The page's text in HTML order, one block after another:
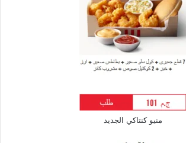
منيو كنتاكي الجديد